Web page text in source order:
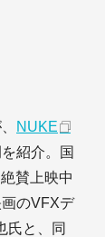
NUKE
紹介。国
賛上映中
のVFXデ
氏と、同